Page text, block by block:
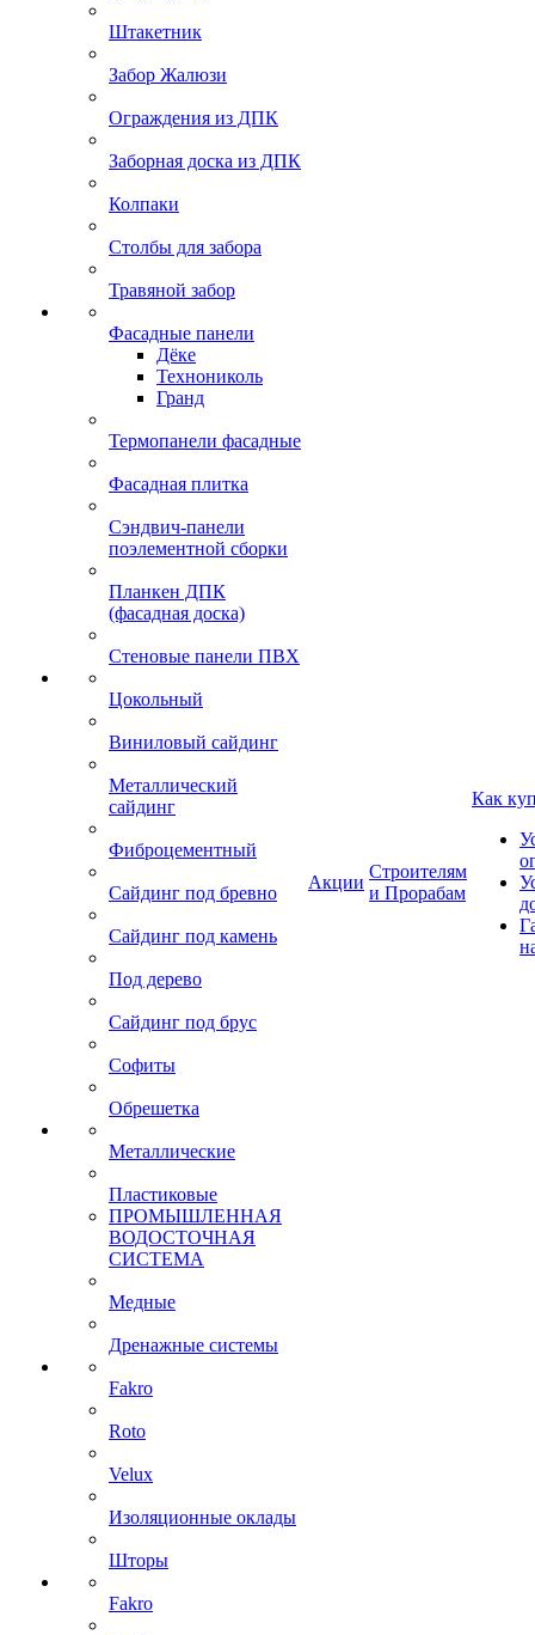
Штакетник
Забор Жалюзи
Ограждения из ДПК
Заборная доска из ДПК
Колпаки
Столбы для забора
Травяной забор
Фасадные панели
Дёке
Технониколь
Гранд
Термопанели фасадные
Фасадная плитка
Сэндвич-панели
поэлементной сборки
Планкен ДПК
(фасадная доска)
Стеновые панели ПВХ
Цокольный
Виниловый сайдинг
Металлический
сайдинг
Фиброцементный
Сайдинг под бревно
Сайдинг под камень
Под дерево
Сайдинг под брус
Софиты
Обрешетка
Металлические
Пластиковые
ПРОМЫШЛЕННАЯ
ВОДОСТОЧНАЯ
СИСТЕМА
Медные
Дренажные системы
Fakro
Roto
Velux
Изоляционные оклады
Шторы
Fakro
Акции
Строителям
и Прорабам
Как